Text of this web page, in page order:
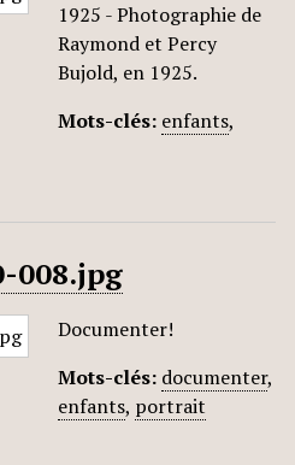
1925 - Photographie de
Raymond et Percy
Bujold, en 1925.
Mots-clés: enfants,
008.jpg
Documenter!
Mots-clés: documenter,
enfants, portrait